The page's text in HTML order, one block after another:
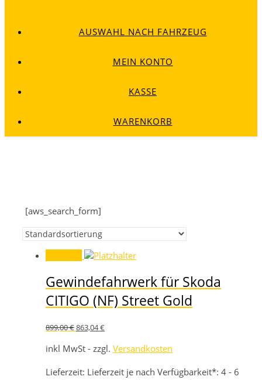
AUSWAHL NACH FAHRZEUG
MEIN KONTO
KASSE
WARENKORB
[aws_search_form]
Gewindefahrwerk für Skoda
CITIGO (NF) Street Gold
899,00€ Ursprünglicher
war:
899,00 €
863,04€Aktueller
ist:
863,04 €.
inkl MwSt - zzgl. Versandkosten
Lieferzeit: Lieferzeit je nach Verfügbarkeit*: 4 - 6